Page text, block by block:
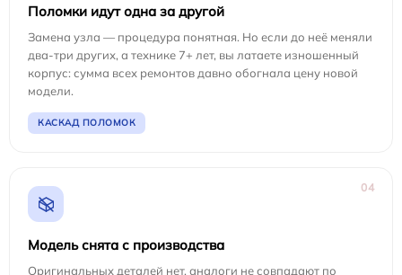
Поломки идут одна за другой
Замена узла — процедура понятная. Но если до неё меняли
два-три других, а технике 7+ лет, вы латаете изношенный
корпус: сумма всех ремонтов давно обогнала цену новой
модели.
КАСКАД ПОЛОМОК
04
Модель снята с производства
Оригинальных деталей нет, аналоги не совпадают по